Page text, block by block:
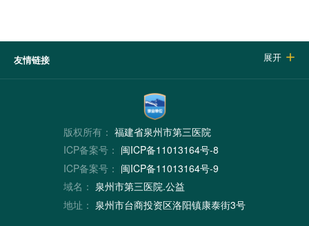
友情链接 展开 
版权所有： 福建省泉州市第三医院
ICP备案号： 闽ICP备11013164号-8
ICP备案号： 闽ICP备11013164号-9
域名： 泉州市第三医院.公益
地址： 泉州市台商投资区洛阳镇康泰街3号